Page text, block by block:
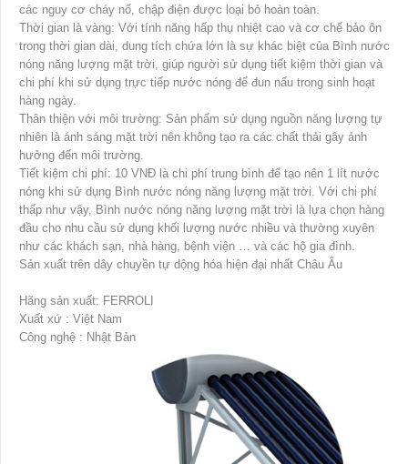
các nguy cơ cháy nổ, chập điện được loại bỏ hoàn toàn.
Thời gian là vàng: Với tính năng hấp thụ nhiệt cao và cơ chế bảo ôn
trong thời gian dài, dung tích chứa lớn là sự khác biệt của Bình nước
nóng năng lượng mặt trời, giúp người sử dụng tiết kiệm thời gian và
chi phí khi sử dụng trực tiếp nước nóng để đun nấu trong sinh hoạt
hàng ngày.
Thân thiện với môi trường: Sản phẩm sử dụng nguồn năng lượng tự
nhiên là ánh sáng mặt trời nên không tạo ra các chất thải gây ảnh
hưởng đến môi trường.
Tiết kiệm chi phí: 10 VNĐ là chi phí trung bình để tạo nên 1 lít nước
nóng khi sử dụng Bình nước nóng năng lượng mặt trời. Với chi phí
thấp như vậy, Bình nước nóng năng lượng mặt trời là lựa chọn hàng
đầu cho nhu cầu sử dụng khối lượng nước nhiều và thường xuyên
như các khách sạn, nhà hàng, bệnh viện … và các hộ gia đình.
Sản xuất trên dây chuyền tự dộng hóa hiện đại nhất Châu Âu
Hãng sản xuất: FERROLI
Xuất xứ : Việt Nam
Công nghệ : Nhật Bản